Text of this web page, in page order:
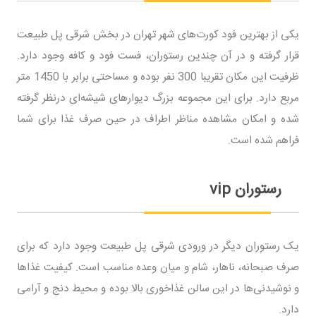
یکی از بهترین فود کورت‌های شهر تهران در بخش شرقی پل طبیعت
قرار گرفته و در آن چندین رستوران، فست فود و کافه وجود دارد.
ظرفیت این مکان تقریبا 300 نفر بوده و مساحتی برابر با 1450 متر
مربع دارد. برای این مجموعه بزرگ دیوارهای شیشه‌ای درنظر گرفته
شده و امکان مشاهده مناظر اطراف در حین صرف غذا برای شما
فراهم شده است.
رستوران vip
یک رستوران دیگر در ورودی شرقی پل طبیعت وجود دارد که برای
صرف صبحانه، ناهار، شام و میان وعده مناسب است. کیفیت غذاها
و نوشیدنی‌ها در این سالن غذاخوری بالا بوده و محیط دنج و آرامی
دارد.